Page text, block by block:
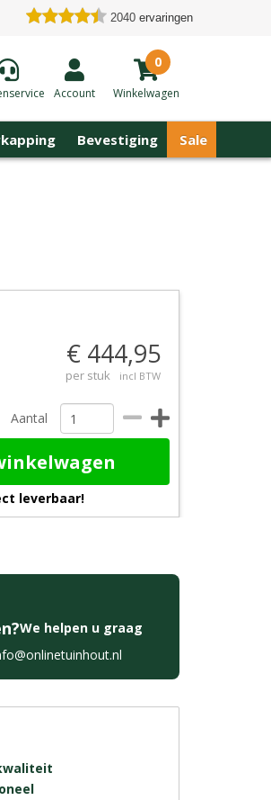
2040 ervaringen
Account
0
Winkelwagen
Bevestiging Sale
€ 444,95
per stuk incl BTW
Aantal
leverbaar!
We helpen u graag